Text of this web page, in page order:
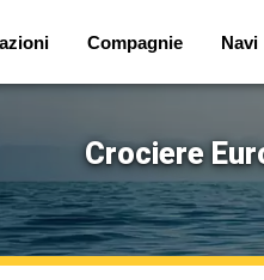
Compagnie Navi
Crociere